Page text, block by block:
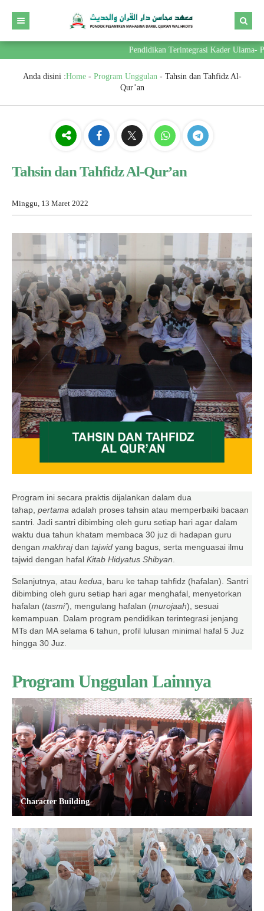
Pendidikan Terintegrasi Kader Ulama-
Anda disini :Home- Program Unggulan- Tahsin dan Tahfidz Al-
Qur’an
Tahsin dan Tahfidz Al-Qur’an
Minggu, 13 Maret 2022
Program ini secara praktis dijalankan dalam dua
tahap, pertama adalah proses tahsin atau memperbaiki bacaan
santri. Jadi santri dibimbing oleh guru setiap hari agar dalam
waktu dua tahun khatam membaca 30 juz di hadapan guru
dengan makhrajdan tajwid yang bagus, serta menguasai ilmu
tajwid dengan hafal Kitab Hidyatus Shibyan
Selanjutnya, atau kedua , baru ke tahap tahfidz (hafalan). Santri
dibimbing oleh guru setiap hari agar menghafal, menyetorkan
hafalan (tasmi’), mengulang hafalan (murojaah), sesuai
kemampuan. Dalam program pendidikan terintegrasi jenjang
MTs dan MA selama 6 tahun, profil lulusan minimal hafal 5 Juz
hingga 30 Juz.
Program Unggulan Lainnya
Character Building